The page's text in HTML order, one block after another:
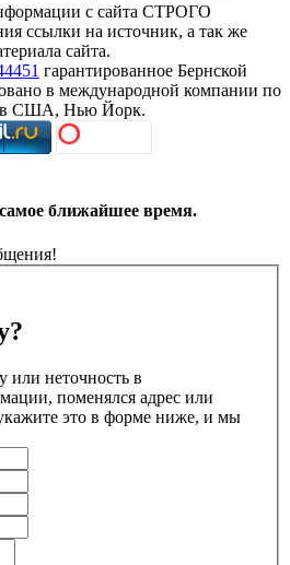
с сайта СТРОГО
ссылки на источник, а так же
сайта.
гарантированное Бернской
в международной компании по
в США, Нью Йорк.
ближайшее время.
неточность в
поменялся адрес или
это в форме ниже, и мы